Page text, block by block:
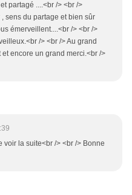
partagé ....<br /> <br />
sens du partage et bien sûr
émerveillent....<br /> <br />
/> <br /> Au grand
encore un grand merci.<br />
voir la suite<br /> <br /> Bonne